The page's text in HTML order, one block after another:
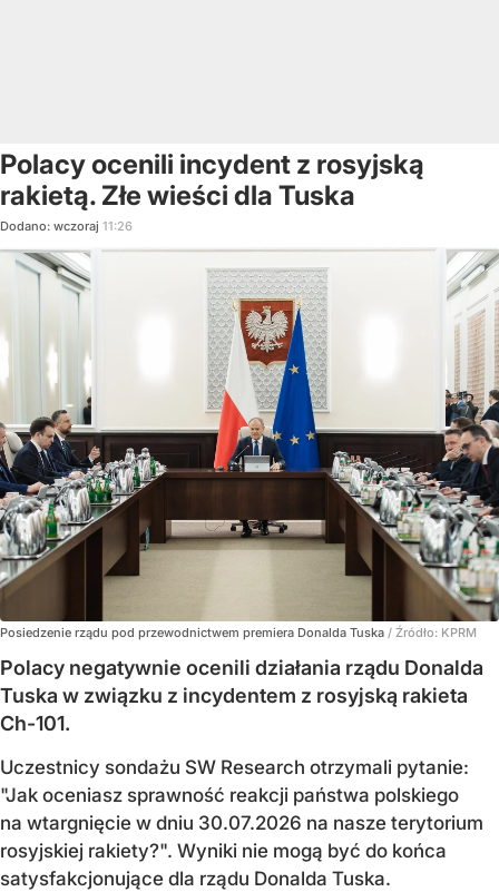
Polacy ocenili incydent z rosyjską
rakietą. Złe wieści dla Tuska
Dodano: wczoraj 11:26
Posiedzenie rządu pod przewodnictwem premiera Donalda Tuska / Źródło: KPRM
Polacy negatywnie ocenili działania rządu Donalda
Tuska w związku z incydentem z rosyjską rakieta
Ch-101.
Uczestnicy sondażu SW Research otrzymali pytanie:
"Jak oceniasz sprawność reakcji państwa polskiego
na wtargnięcie w dniu 30.07.2026 na nasze terytorium
rosyjskiej rakiety?". Wyniki nie mogą być do końca
satysfakcjonujące dla rządu Donalda Tuska.